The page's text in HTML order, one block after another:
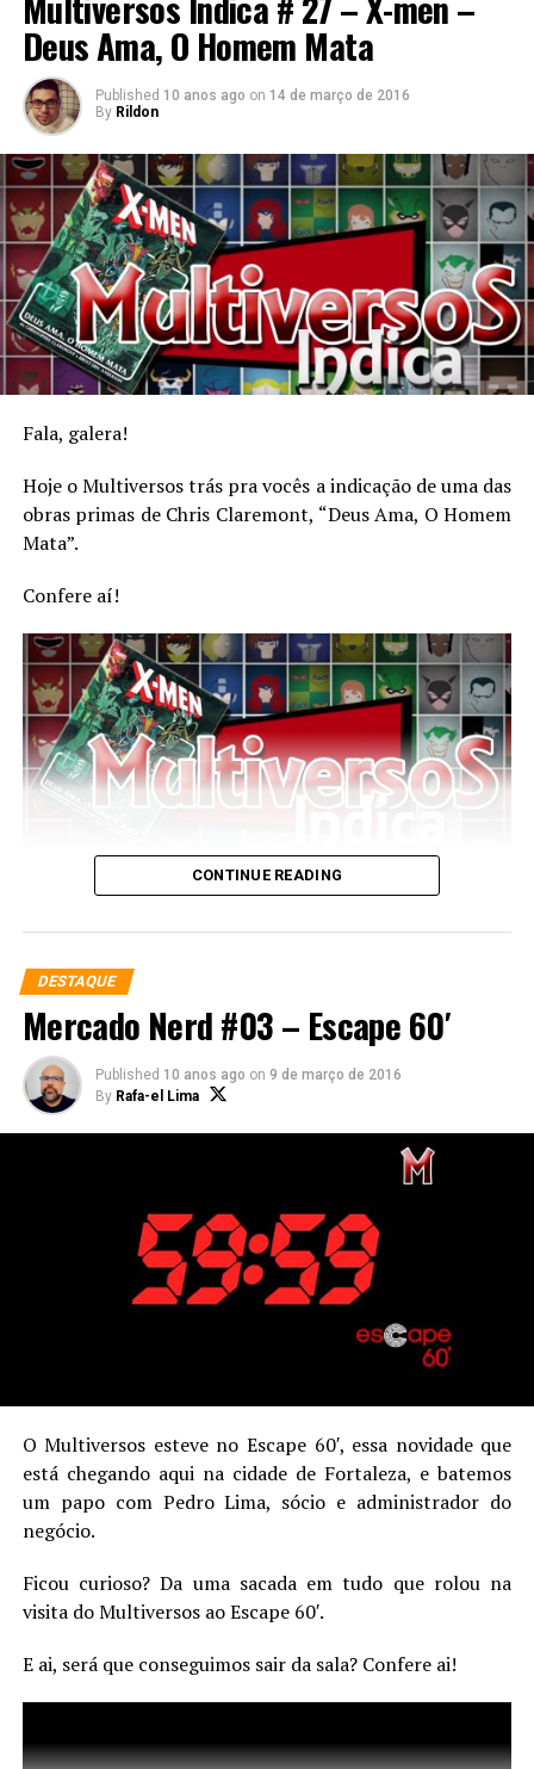
Dan em Jedi Mind Tricks e almoxarife dos “Arquivos X” nas
horas vagas.
Deus Ama, O Homem Mata
Published 10 anos ago on 14 de março de 2016
By Rildon
Fala, galera!
Hoje o Multiversos trás pra vocês a indicação de uma das
obras primas de Chris Claremont, “Deus Ama, O Homem
Mata”.
Confere aí!
Comecei muito cedo a consumir cultura pop, graças a minha
Santa Avozinha que me presenteou com a edição A Espada
“The King” Kirby é mais importante para o universo dos
quadrinhos que Stan “The Man” Lee. Sou fã de Star Wars, Lord
Of The Rings, Poderoso Chefão, Batman e Wolverine. Amante
de bons filmes e louco por pudim e Doritos picante.
CONTINUE READING
DESTAQUE
Mercado Nerd #03 – Escape 60′
Published 10 anos ago on 9 de março de 2016
By Rafa-el Lima
O Multiversos esteve no Escape 60′, essa novidade que
está chegando aqui na cidade de Fortaleza, e batemos
um papo com Pedro Lima, sócio e administrador do
negócio.
Ficou curioso? Da uma sacada em tudo que rolou na
visita do Multiversos ao Escape 60′.
E ai, será que conseguimos sair da sala? Confere ai!